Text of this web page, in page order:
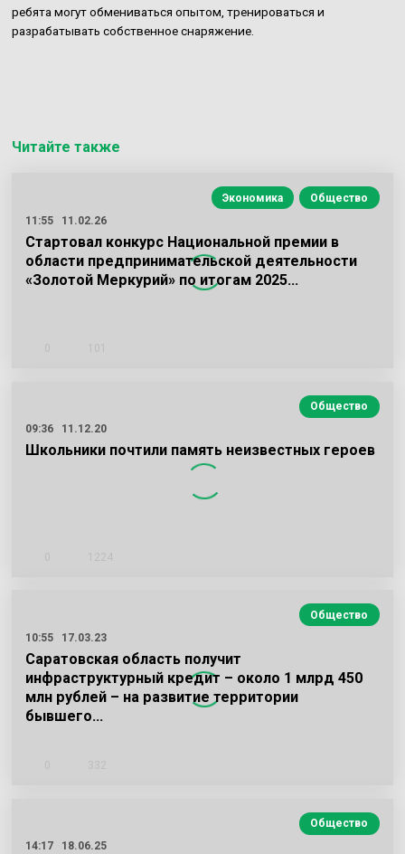
ребята могут обмениваться опытом, тренироваться и
разрабатывать собственное снаряжение.
Читайте также
Экономика
Общество
11:55
11.02.26
Стартовал конкурс Национальной премии в
области предпринимательской деятельности
«Золотой Меркурий» по итогам 2025…
Общество
09:36
11.12.20
Школьники почтили память неизвестных героев
Общество
10:55
17.03.23
Саратовская область получит
инфраструктурный кредит – около 1 млрд 450
млн рублей – на развитие территории
бывшего…
Общество
14:17
18.06.25